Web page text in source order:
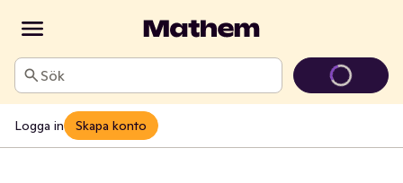
Sök
Logga in Skapa konto